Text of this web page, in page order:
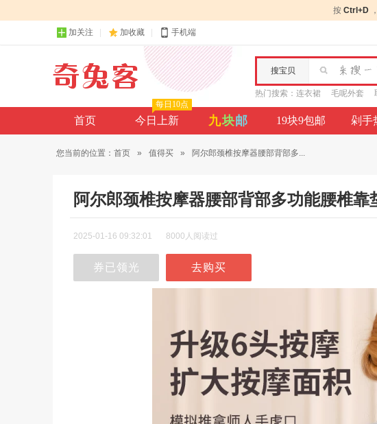
按 Ctrl+D
加关注 加收藏 手机端
搜宝贝
热门搜索： 连衣裙 毛呢外套
首页 今日上新
每日10点
九块邮 19块9包邮 剁手
您当前的位置： 首页 » 值得买 » 阿尔郎颈椎按摩器腰部背部多...
阿尔郎颈椎按摩器腰部背部多功能腰椎
2025-01-16 09:32:01 8000人阅读过
券已领光 去购买